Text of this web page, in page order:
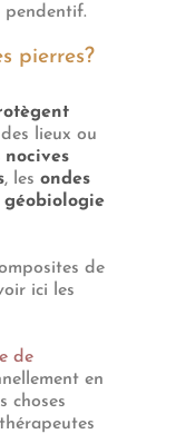
pendentif.
pierres?
des lieux ou
nocives
, les ondes
géobiologie
de
ici les
de
en
choses